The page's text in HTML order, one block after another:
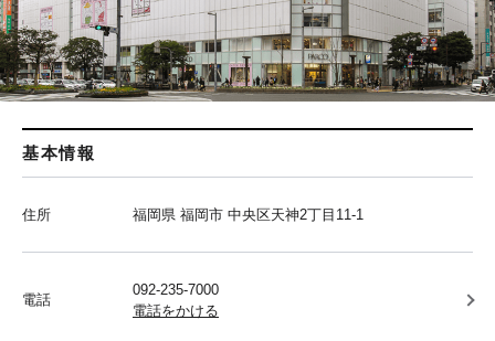
基本情報
住所 福岡県 福岡市 中央区天神2丁目11-1
電話
092-235-7000
電話をかける